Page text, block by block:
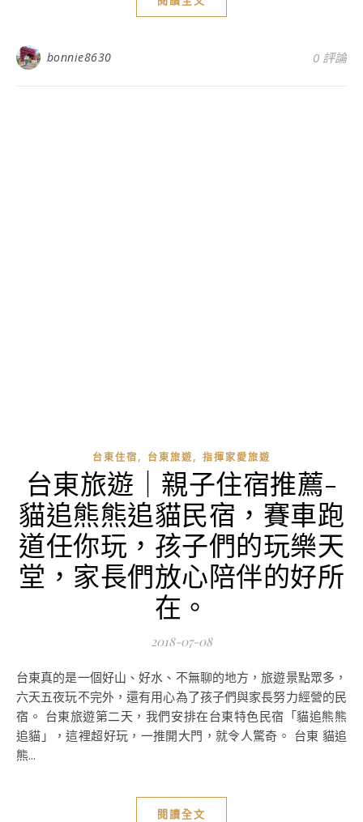
bonnie8630 0 評論
台東住宿, 台東旅遊, 指揮家愛旅遊
台東旅遊｜親子住宿推薦-
貓追熊熊追貓民宿，賽車跑
道任你玩，孩子們的玩樂天
堂，家長們放心陪伴的好所
在。
2018-07-08
台東真的是一個好山、好水、不無聊的地方，旅遊景點眾多，
六天五夜玩不完外，還有用心為了孩子們與家長努力經營的民
宿。 台東旅遊第二天，我們安排在台東特色民宿「貓追熊熊
追貓」，這裡超好玩，一推開大門，就令人驚奇。 台東 貓追
熊...
閱讀全文